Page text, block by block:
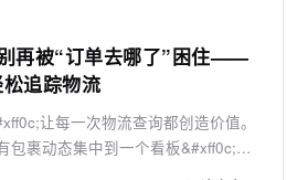
再被“订单去哪了”困住——
追踪物流
让每一次物流查询都创造价值。
包裹动态集中到一个看板&#xff0c;并